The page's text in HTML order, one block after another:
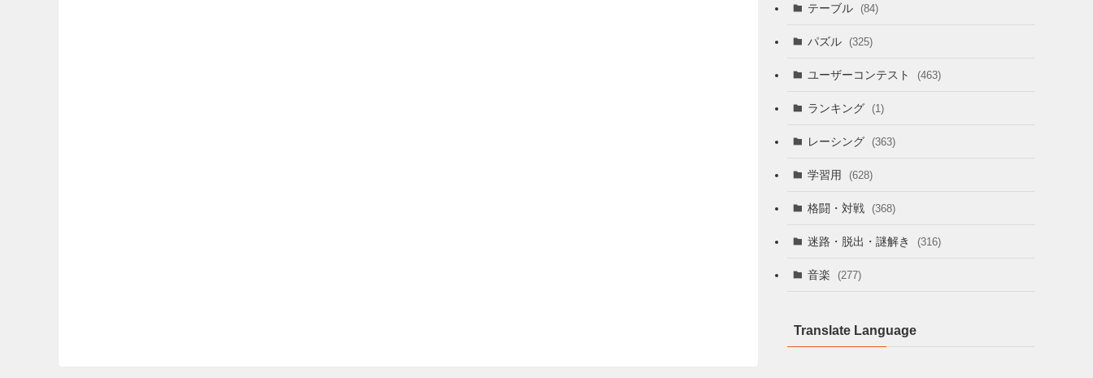
テーブル (84)
パズル (325)
ユーザーコンテスト (463)
ランキング (1)
レーシング (363)
学習用 (628)
格闘・対戦 (368)
迷路・脱出・謎解き (316)
音楽 (277)
Translate Language